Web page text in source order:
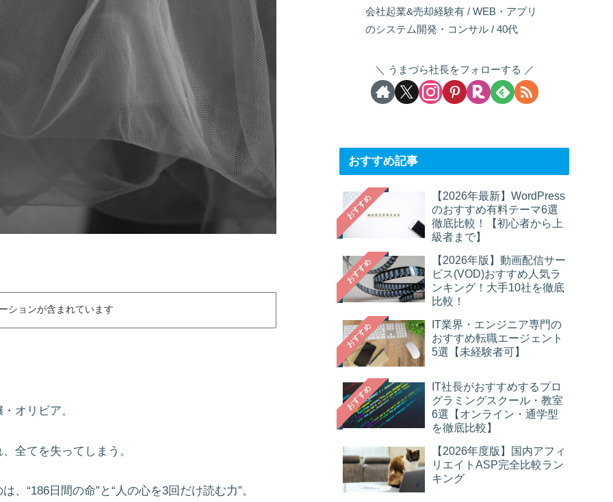
ションが含まれています
オリビア。
全てを失ってしまう。
“186日間の命”と“人の心を3回だけ読む力”。
会社起業&売却経験有 / WEB・アプリ
のシステム開発・コンサル / 40代
うまづら社長をフォローする
おすすめ記事
おすすめ
【2026年最新】WordPress
のおすすめ有料テーマ6選
徹底比較！【初心者から上
級者まで】
おすすめ
【2026年版】動画配信サー
ビス(VOD)おすすめ人気ラ
ンキング！大手10社を徹底
比較！
おすすめ
IT業界・エンジニア専門の
おすすめ転職エージェント
5選【未経験者可】
おすすめ
IT社長がおすすめするプロ
グラミングスクール・教室
6選【オンライン・通学型
を徹底比較】
【2026年度版】国内アフィ
リエイトASP完全比較ラン
キング